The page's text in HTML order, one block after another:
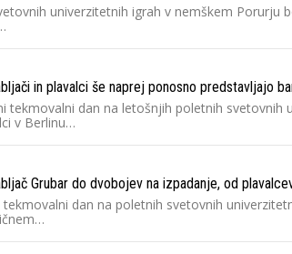
univerzitetnih igrah v nemškem Porurju
in plavalci še naprej ponosno predstavljajo
tekmovalni dan na letošnjih poletnih svetovnih
v Berlinu…
Grubar do dvobojev na izpadanje, od
dan na poletnih svetovnih